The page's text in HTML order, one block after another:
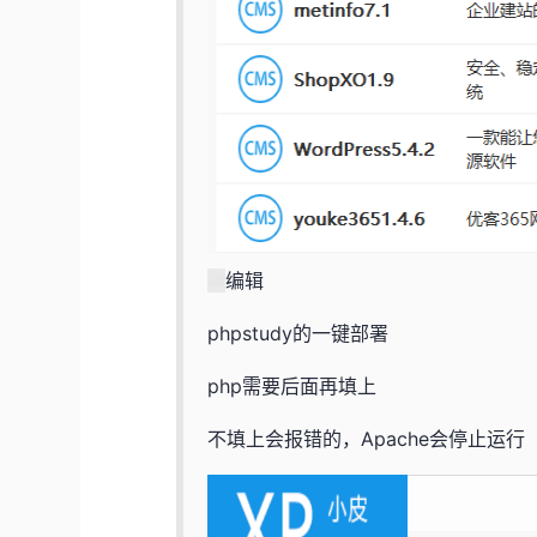
编辑
phpstudy的一键部署
php需要后面再填上
不填上会报错的，Apache会停止运行